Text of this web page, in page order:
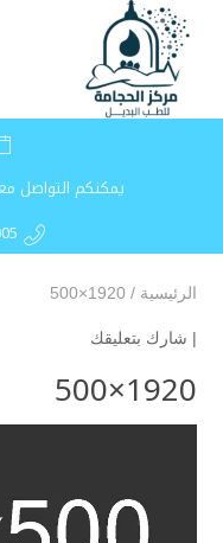
يمكنكم التواصل
الرئيسية /
1920×500
| شارك بتعليقك
1920×500